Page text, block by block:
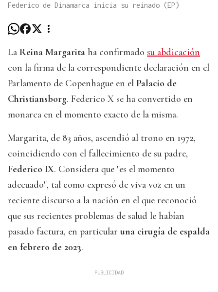
Federico de Dinamarca inicia su reinado (EP)
La Reina Margarita ha confirmado su abdicación
con la firma de la correspondiente declaración en el
Parlamento de Copenhague en el Palacio de
Christiansborg. Federico X se ha convertido en
monarca en el momento exacto de la misma.
Margarita, de 83 años, ascendió al trono en 1972,
coincidiendo con el fallecimiento de su padre,
Federico IX. Considera que "es el momento
adecuado", tal como expresó de viva voz en un
reciente discurso a la nación en el que reconoció
que sus recientes problemas de salud le habían
pasado factura, en particular una cirugía de espalda
en febrero de 2023.